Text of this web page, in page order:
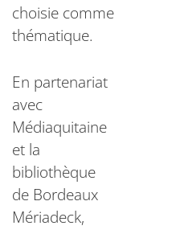
choisie comme
thématique.
En partenariat
avec
Médiaquitaine
et la
bibliothèque
de Bordeaux
Mériadeck,